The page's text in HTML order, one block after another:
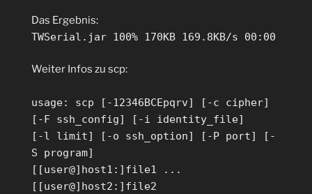
Das Ergebnis:
TWSerial.jar 100% 170KB 169.8KB/s 00:00
Weiter Infos zu scp:
usage: scp [-12346BCEpqrv] [-c cipher]
[-F ssh_config] [-i identity_file]
[-l limit] [-o ssh_option] [-P port] [-
S program]
[[user@]host1:]file1 ...
[[user@]host2:]file2